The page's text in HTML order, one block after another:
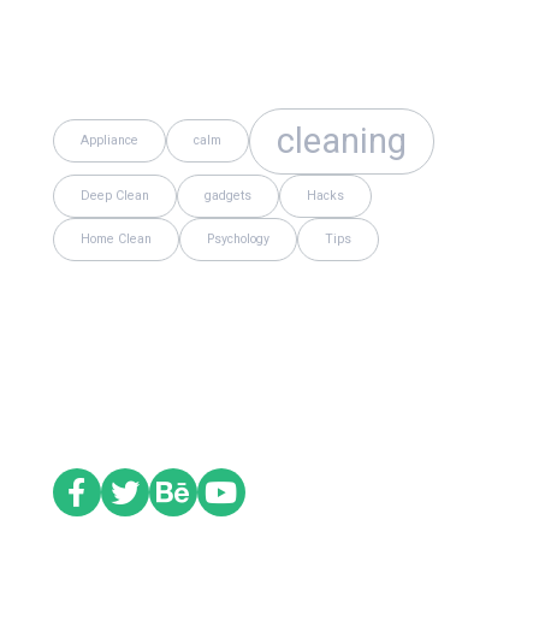
Appliance calm cleaning
Deep Clean gadgets Hacks
Home Clean Psychology Tips